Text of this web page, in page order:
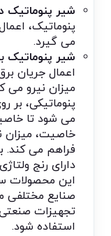
شیر
پنوماتیک،
می گیرد.
شیر پنوماتیک
اعمال جریان
میزان نیرو می
پنوماتیکی، بر
می شود تا
خاصیت، میزان
این محصولات
صنایع مختلفی
تجهیزات
استفاده شود.